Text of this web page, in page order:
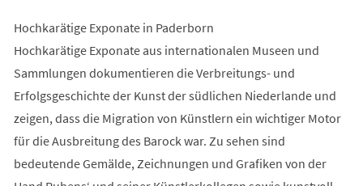
Hochkarätige Exponate in Paderborn
Hochkarätige Exponate aus internationalen Museen und
Sammlungen dokumentieren die Verbreitungs- und
Erfolgsgeschichte der Kunst der südlichen Niederlande und
zeigen, dass die Migration von Künstlern ein wichtiger Motor
für die Ausbreitung des Barock war. Zu sehen sind
bedeutende Gemälde, Zeichnungen und Grafiken von der